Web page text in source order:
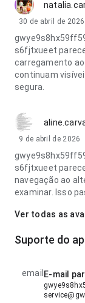
30 de abril de 2026
s6fjtxueet
carregamento
continuam
segura.
9 de abril de 2026
s6fjtxueet
navegação ao
examinar. Isso
Ver todas as
Suporte do
email E-mail